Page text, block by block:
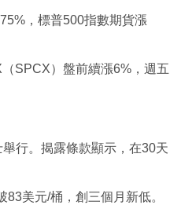
，標普500指數期貨漲
SPCX）盤前續漲6%，週五
行。揭露條款顯示，在30天
美元/桶，創三個月新低。